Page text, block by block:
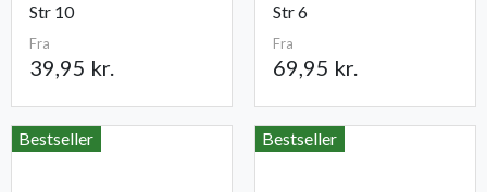
Str 10
Fra
39,95 kr.
Str 6
Fra
69,95 kr.
Bestseller Bestseller